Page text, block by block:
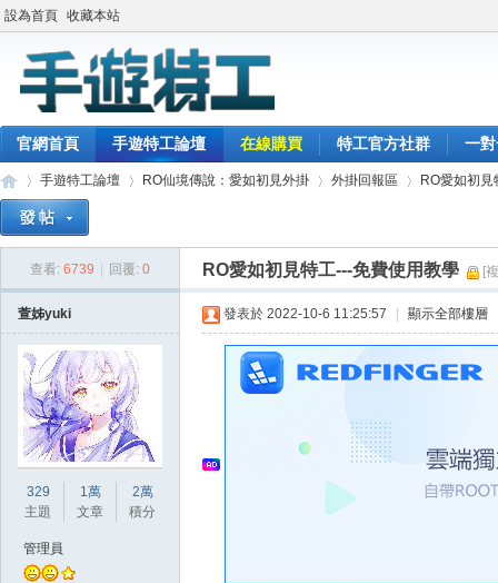
設為首頁 收藏本站
官網首頁 手遊特工論壇 在線購買 特工官方社群 一
手遊特工論壇
›
RO仙境傳說：愛如初見外掛
›
外掛回報區
›
RO愛如初
查看: 6739 回覆: 0 RO愛如初見特工---免費使用教學 [
萱姊yuki
329
主題
1萬
文章
2萬
積分
管理員
發表於 2022-10-6 11:25:57 顯示全部樓層